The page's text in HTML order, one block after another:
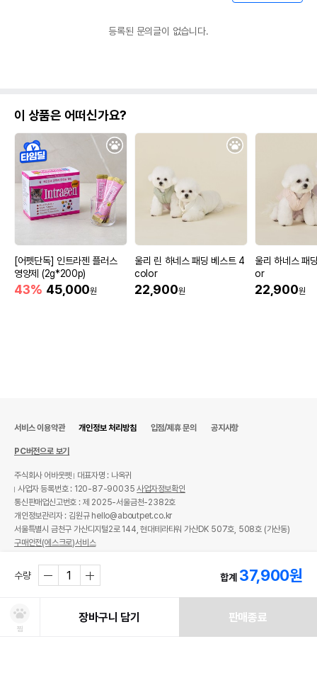
등록된 문의글이 없습니다.
이 상품은 어떠신가요?
[어펫단독] 인트라젠 플러스
영양제 (2g*200p)
43% 45,000원
울리 린 하네스 패딩 베스트 4
color
22,900원
울리 하네스 패
or
22,900원
수량 합계 37,900원
찜
장바구니 담기 판매종료
서비스 이용약관 개인정보 처리방침 입점/제휴 문의 공지사항
PC버전으로 보기
주식회사 어바웃펫
대표자명 : 나옥귀
사업자 등록번호 : 120-87-90035사업자정보확인
통신판매업신고번호 : 제 2025-서울금천-2382호
개인정보관리자 : 김원규 hello@aboutpet.co.kr
서울특별시 금천구 가산디지털2로 144, 현대테라타워 가산DK 507호, 508호 (가산동)
구매안전(에스크로)서비스